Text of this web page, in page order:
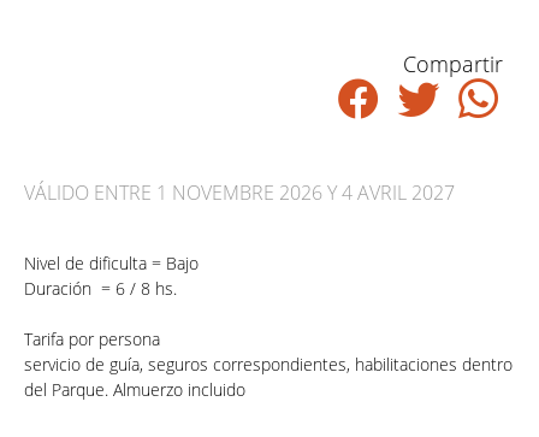
Compartir
VÁLIDO ENTRE 1 NOVEMBRE 2026 Y 4 AVRIL 2027
Nivel de dificulta = Bajo
Duración = 6 / 8 hs.
Tarifa por persona
servicio de guía, seguros correspondientes, habilitaciones dentro
del Parque. Almuerzo incluido